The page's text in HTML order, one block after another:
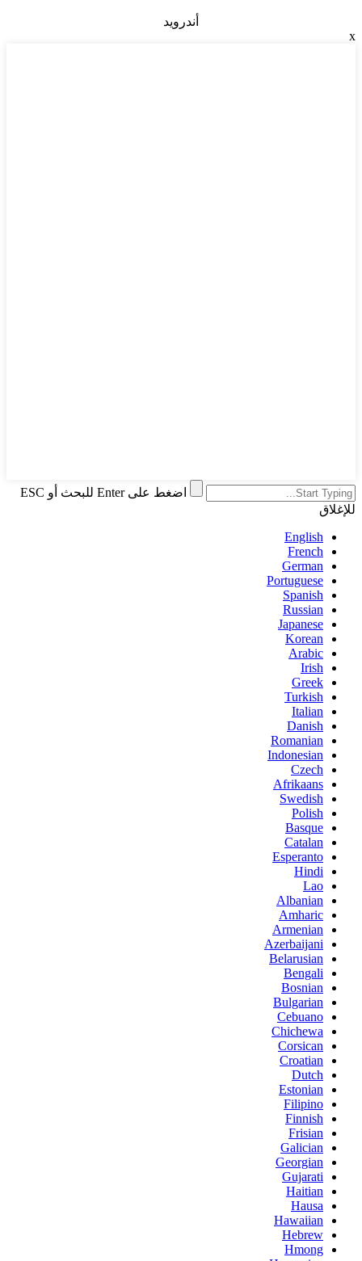
أندرويد
x
اضغط على Enter للبحث أو ESC
للإغلاق
English
French
German
Portuguese
Spanish
Russian
Japanese
Korean
Arabic
Irish
Greek
Turkish
Italian
Danish
Romanian
Indonesian
Czech
Afrikaans
Swedish
Polish
Basque
Catalan
Esperanto
Hindi
Lao
Albanian
Amharic
Armenian
Azerbaijani
Belarusian
Bengali
Bosnian
Bulgarian
Cebuano
Chichewa
Corsican
Croatian
Dutch
Estonian
Filipino
Finnish
Frisian
Galician
Georgian
Gujarati
Haitian
Hausa
Hawaiian
Hebrew
Hmong